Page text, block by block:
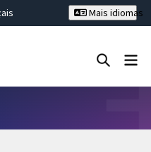
Mais idiomas